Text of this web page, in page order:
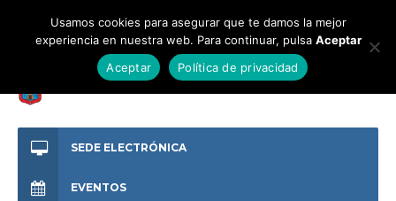
SEDE ELECTRÓNICA
EVENTOS
Usamos cookies para asegurar que te damos la mejor
experiencia en nuestra web. Para continuar, pulsa Aceptar
Aceptar
Política de privacidad